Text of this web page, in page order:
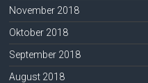
November 2018
Oktober 2018
September 2018
August 2018